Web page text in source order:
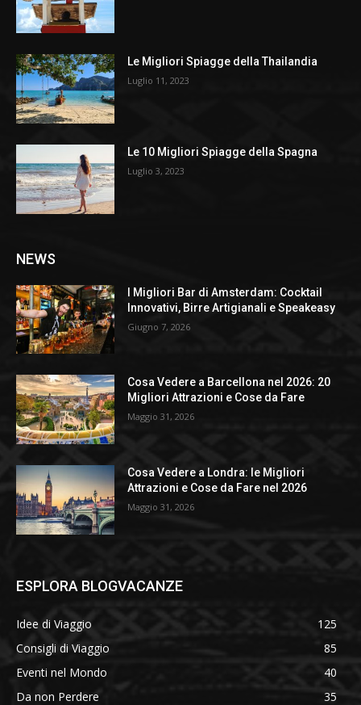
Le Migliori Spiagge della Thailandia
Luglio 11, 2023
Le 10 Migliori Spiagge della Spagna
Luglio 3, 2023
NEWS
I Migliori Bar di Amsterdam: Cocktail
Innovativi, Birre Artigianali e Speakeasy
Giugno 7, 2026
Cosa Vedere a Barcellona nel 2026: 20
Migliori Attrazioni e Cose da Fare
Maggio 31, 2026
Cosa Vedere a Londra: le Migliori
Attrazioni e Cose da Fare nel 2026
Maggio 31, 2026
ESPLORA BLOGVACANZE
Idee di Viaggio
125
Consigli di Viaggio
85
Eventi nel Mondo
40
Da non Perdere
35